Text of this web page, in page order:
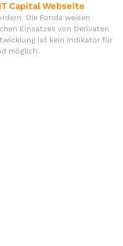
Capital Webseite
Die Fonds weisen
Einsatzes von Derivaten
ist kein Indikator für
möglich.